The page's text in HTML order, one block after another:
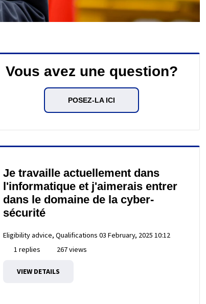
Vous avez une question?
POSEZ-LA ICI
Je travaille actuellement dans
l'informatique et j'aimerais entrer
dans le domaine de la cyber-
sécurité
Eligibility advice, Qualifications 03 February, 2025 10:12
1 replies
267 views
VIEW DETAILS